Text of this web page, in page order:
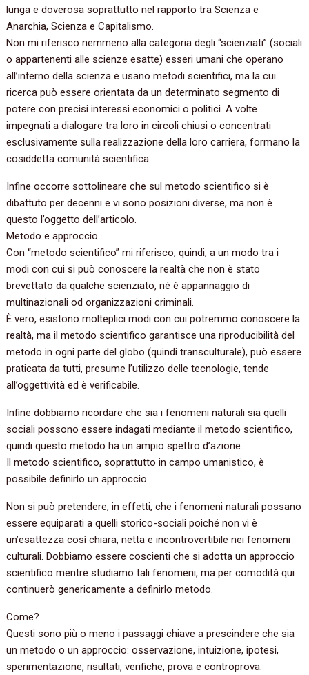
lunga e doverosa soprattutto nel rapporto tra Scienza e
Anarchia, Scienza e Capitalismo.
Non mi riferisco nemmeno alla categoria degli “scienziati” (sociali
o appartenenti alle scienze esatte) esseri umani che operano
all’interno della scienza e usano metodi scientifici, ma la cui
ricerca può essere orientata da un determinato segmento di
potere con precisi interessi economici o politici. A volte
impegnati a dialogare tra loro in circoli chiusi o concentrati
esclusivamente sulla realizzazione della loro carriera, formano la
cosiddetta comunità scientifica.
Infine occorre sottolineare che sul metodo scientifico si è
dibattuto per decenni e vi sono posizioni diverse, ma non è
questo l’oggetto dell’articolo.
Metodo e approccio
Con “metodo scientifico” mi riferisco, quindi, a un modo tra i
modi con cui si può conoscere la realtà che non è stato
brevettato da qualche scienziato, né è appannaggio di
multinazionali od organizzazioni criminali.
È vero, esistono molteplici modi con cui potremmo conoscere la
realtà, ma il metodo scientifico garantisce una riproducibilità del
metodo in ogni parte del globo (quindi transculturale), può essere
praticata da tutti, presume l’utilizzo delle tecnologie, tende
all’oggettività ed è verificabile.
Infine dobbiamo ricordare che sia i fenomeni naturali sia quelli
sociali possono essere indagati mediante il metodo scientifico,
quindi questo metodo ha un ampio spettro d’azione.
Il metodo scientifico, soprattutto in campo umanistico, è
possibile definirlo un approccio.
Non si può pretendere, in effetti, che i fenomeni naturali possano
essere equiparati a quelli storico-sociali poiché non vi è
un’esattezza così chiara, netta e incontrovertibile nei fenomeni
culturali. Dobbiamo essere coscienti che si adotta un approccio
scientifico mentre studiamo tali fenomeni, ma per comodità qui
continuerò genericamente a definirlo metodo.
Come?
Questi sono più o meno i passaggi chiave a prescindere che sia
un metodo o un approccio: osservazione, intuizione, ipotesi,
sperimentazione, risultati, verifiche, prova e controprova.